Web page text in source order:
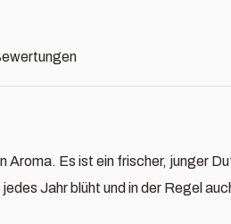
Aroma. Es ist ein frischer, junger
Jahr blüht und in der Regel